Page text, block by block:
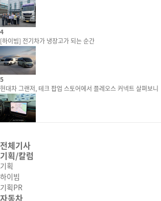
4
[하이빔] 전기차가 냉장고가 되는 순간
5
현대차 그랜저, 테크 팝업 스토어에서 플레오스 커넥트 살펴보니
전체기사
기획/칼럼
기획
하이빔
기획PR
자동차